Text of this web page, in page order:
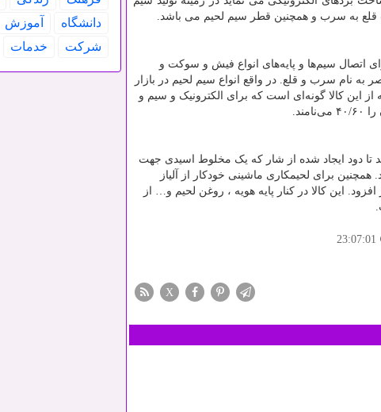
قلع به سرب و همچنین قطر سیم لحیم می باشد.
اتصال سیم‌ها و پایه‌های انواع فیش و سوکت و
نام سرب و قلع. در واقع انواع سیم لحیم در بازار
این کالا گونه‌ای است که برای الکترونیک و سیم و
۴۰/۶۰ می‌نامند.
تا دود ایجاد شده از شار که یک مخلوط اسیدی جهت
برای لحیمکاری ماشینی خودکار از آلیاز
این کالا در کنار پایه هویه ، روغن لحیم و… از
23:07:01
X
دانشگاه
آموزش
شركت
خدمات